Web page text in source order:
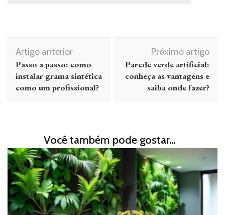
Artigo anterior
Passo a passo: como
instalar grama sintética
como um profissional?
Próximo artigo
Parede verde artificial:
conheça as vantagens e
saiba onde fazer?
Você também pode gostar...